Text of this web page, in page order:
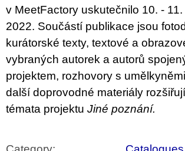
v MeetFactory uskutečnilo 10. -
2022. Součástí publikace jsou
kurátorské texty, textové a
vybraných autorek a autorů
projektem, rozhovory s
další doprovodné materiály
témata projektu Jiné poznání.